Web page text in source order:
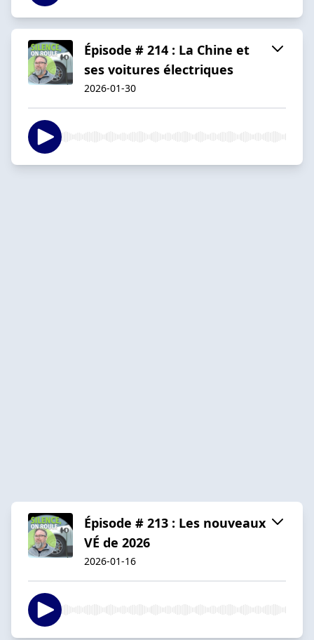
Épisode # 214 : La Chine et
ses voitures électriques
2026-01-30
Épisode # 213 : Les nouveaux
VÉ de 2026
2026-01-16